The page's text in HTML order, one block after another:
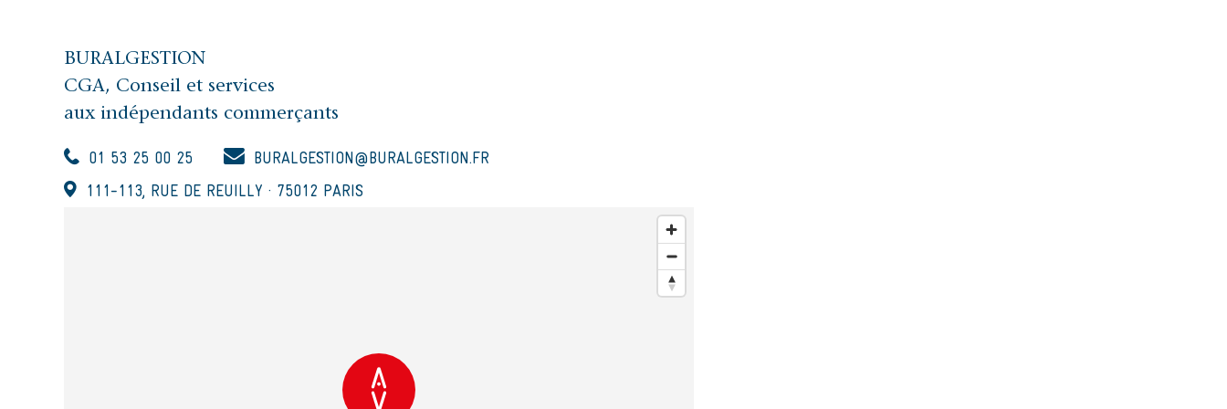
BURALGESTION
CGA, Conseil et services
aux indépendants commerçants
01 53 25 00 25
BURALGESTION@BURALGESTION.FR
111-113, RUE DE REUILLY · 75012 PARIS